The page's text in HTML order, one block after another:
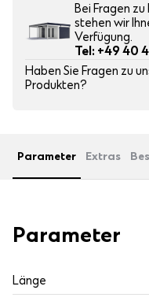
Bei Fragen
stehen wir
Verfügung.
Tel: +49 40
Haben Sie Fragen zu
Produkten?
Parameter Extras
Parameter
Länge